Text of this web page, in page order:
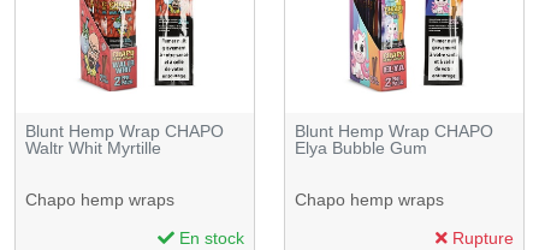
Blunt Hemp Wrap CHAPO
Waltr Whit Myrtille
Chapo hemp wraps
En stock
Blunt Hemp Wrap CHAPO
Elya Bubble Gum
Chapo hemp wraps
Rupture